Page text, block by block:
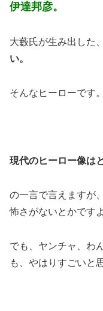
伊達邦彦。
大藪氏が生み出した、
い。
そんなヒーローです。
現代のヒーロー像は
の一言で言えますが
怖さがないとかです
でも、ヤンチャ、わ
も、やはりすごいと